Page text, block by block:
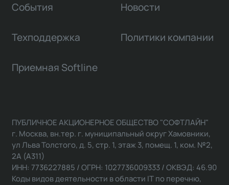
События Новости
Техподдержка Политики компании
Приемная Softline
ПУБЛИЧНОЕ АКЦИОНЕРНОЕ ОБЩЕСТВО "СОФТЛАЙН"
г. Москва, вн.тер. г. муниципальный округ Хамовники,
ул Льва Толстого, д. 5, стр. 1, этаж 3, помещ. 1, ком. №2,
2А (А311)
ИНН: 7736227885 / ОГРН: 1027736009333 / ОКВЭД: 46.90
Коды видов деятельности в области IT по перечню,